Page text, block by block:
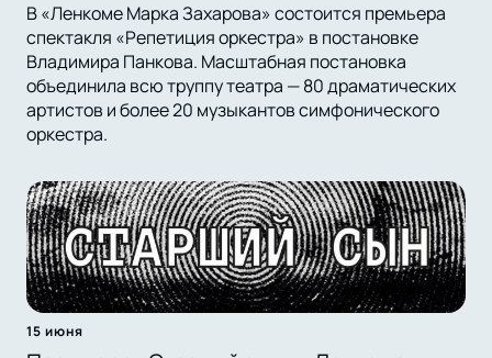
В «Ленкоме Марка Захарова» состоится премьера
спектакля «Репетиция оркестра» в постановке
Владимира Панкова. Масштабная постановка
объединила всю труппу театра — 80 драматических
артистов и более 20 музыкантов симфонического
оркестра.
15 июня